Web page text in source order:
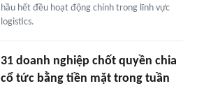
hầu hết đều hoạt động chính trong lĩnh vực
logistics.
31 doanh nghiệp chốt quyền chia
cổ tức bằng tiền mặt trong tuần